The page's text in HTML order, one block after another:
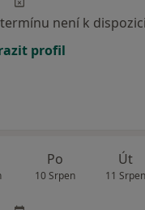
není k dispozici
profil
Po
10 Srpen
Út
11 Srpen